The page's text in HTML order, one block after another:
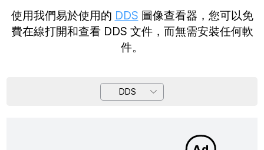
使用我們易於使用的 DDS 圖像查看器，您可以免
費在線打開和查看 DDS 文件，而無需安裝任何軟
件。
DDS